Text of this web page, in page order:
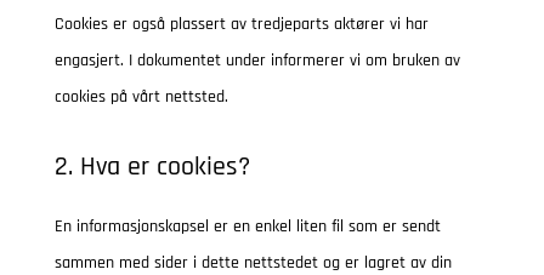
Cookies er også plassert av tredjeparts aktører vi har
engasjert. I dokumentet under informerer vi om bruken av
cookies på vårt nettsted.
2. Hva er cookies?
En informasjonskapsel er en enkel liten fil som er sendt
sammen med sider i dette nettstedet og er lagret av din